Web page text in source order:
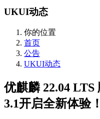
UKUI动态
你的位置
首页
公告
UKUI动态
优麒麟 22.04
3.1开启全新体验！